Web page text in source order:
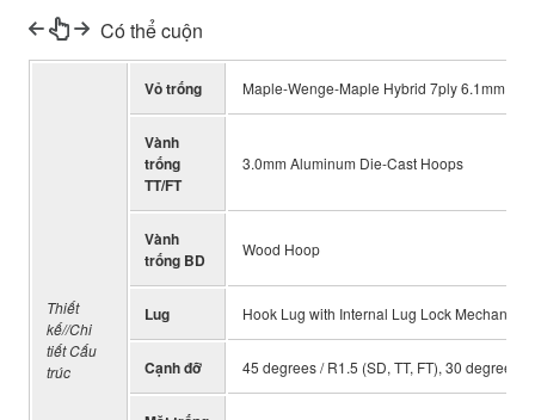
Có thể cuộn
Thiết
kế//Chi
tiết Cấu
trúc
Vỏ trống Maple-Wenge-Maple Hybrid 7ply 6.1mm
Vành
trống
TT/FT
3.0mm Aluminum Die-Cast Hoops
Vành
trống BD
Wood Hoop
Lug Hook Lug with Internal Lug Lock Mechanism
Cạnh đỡ 45 degrees / R1.5 (SD, TT, FT), 30 degrees /